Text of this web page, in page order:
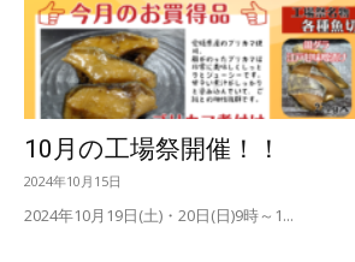
10月の工場祭開催！！
2024年10月15日
2024年10月19日(土)・20日(日)9時～1...